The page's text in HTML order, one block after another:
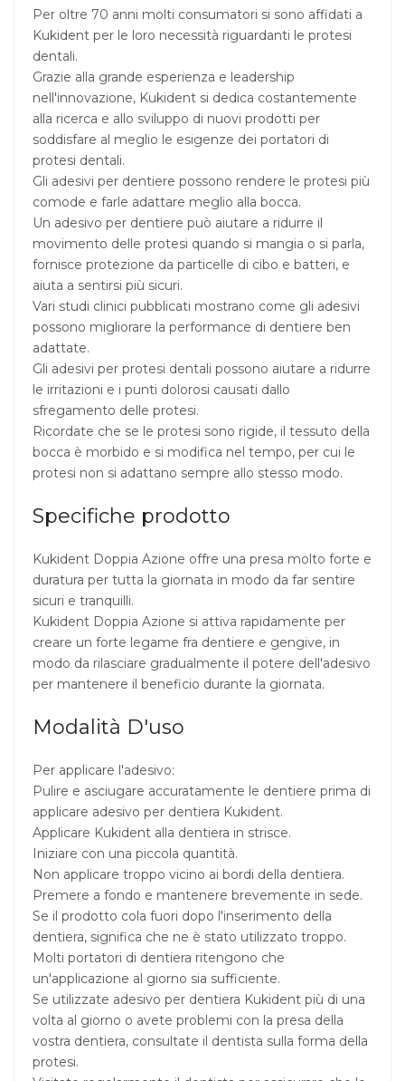
Per oltre 70 anni molti consumatori si sono affidati a
Kukident per le loro necessità riguardanti le protesi
dentali.
Grazie alla grande esperienza e leadership
nell'innovazione, Kukident si dedica costantemente
alla ricerca e allo sviluppo di nuovi prodotti per
soddisfare al meglio le esigenze dei portatori di
protesi dentali.
Gli adesivi per dentiere possono rendere le protesi più
comode e farle adattare meglio alla bocca.
Un adesivo per dentiere può aiutare a ridurre il
movimento delle protesi quando si mangia o si parla,
fornisce protezione da particelle di cibo e batteri, e
aiuta a sentirsi più sicuri.
Vari studi clinici pubblicati mostrano come gli adesivi
possono migliorare la performance di dentiere ben
adattate.
Gli adesivi per protesi dentali possono aiutare a ridurre
le irritazioni e i punti dolorosi causati dallo
sfregamento delle protesi.
Ricordate che se le protesi sono rigide, il tessuto della
bocca è morbido e si modifica nel tempo, per cui le
protesi non si adattano sempre allo stesso modo.
Specifiche prodotto
Kukident Doppia Azione offre una presa molto forte e
duratura per tutta la giornata in modo da far sentire
sicuri e tranquilli.
Kukident Doppia Azione si attiva rapidamente per
creare un forte legame fra dentiere e gengive, in
modo da rilasciare gradualmente il potere dell'adesivo
per mantenere il beneficio durante la giornata.
Modalità D'uso
Per applicare l'adesivo:
Pulire e asciugare accuratamente le dentiere prima di
applicare adesivo per dentiera Kukident.
Applicare Kukident alla dentiera in strisce.
Iniziare con una piccola quantità.
Non applicare troppo vicino ai bordi della dentiera.
Premere a fondo e mantenere brevemente in sede.
Se il prodotto cola fuori dopo l'inserimento della
dentiera, significa che ne è stato utilizzato troppo.
Molti portatori di dentiera ritengono che
un'applicazione al giorno sia sufficiente.
Se utilizzate adesivo per dentiera Kukident più di una
volta al giorno o avete problemi con la presa della
vostra dentiera, consultate il dentista sulla forma della
protesi.